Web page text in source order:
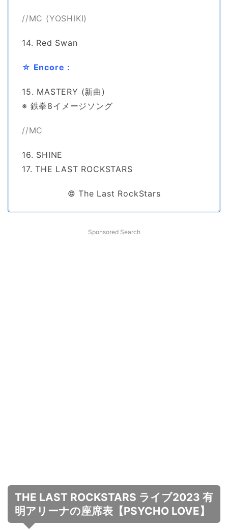
//MC (YOSHIKI)
14. Red Swan
☆ Encore：
15. MASTERY (新曲)
※ 鉄拳8イメージソング
//MC
16. SHINE
17. THE LAST ROCKSTARS
© The Last RockStars
Sponsored Search
THE LAST ROCKSTARS ライブ2023 有
明アリーナの座席表【PSYCHO LOVE】